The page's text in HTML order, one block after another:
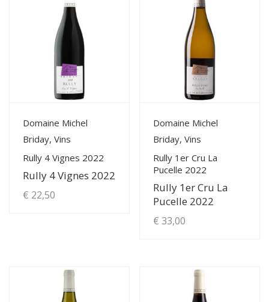
View Details
Domaine Michel
Briday, Vins
Rully 4 Vignes 2022
Rully 4 Vignes 2022
€ 22,50
View Details
Domaine Michel
Briday, Vins
Rully 1er Cru La
Pucelle 2022
Rully 1er Cru La
Pucelle 2022
€ 33,00